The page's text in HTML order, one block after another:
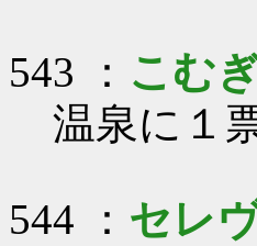
543 ： こむ
温泉に１
544 ： セレ